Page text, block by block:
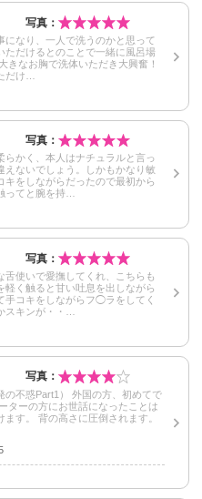
写真：
になり、一人で洗うのかと思って
だけるとのことで一緒に風呂場
きなお胸で洗体いただき大興奮！
だけ…
写真：
らかく、本人はナチュラルと言っ
えないでしょう。しかもかなり敏
キをしながらだったので最初から
ってと腕を持…
写真：
舌使いで愛撫してくれ、こちらも
軽く触ると甘い吐息を出しながら
手コキをしながらフ◯ラをしてく
スキンが・・…
写真：
外国の方、初めてで
ターの方にお世話になったことは